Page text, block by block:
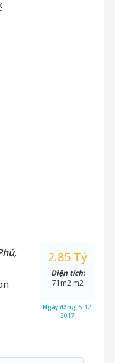
2.85 Tỷ
Diện tích:
71m2 m2
Ngày đăng: 5-12-
2017